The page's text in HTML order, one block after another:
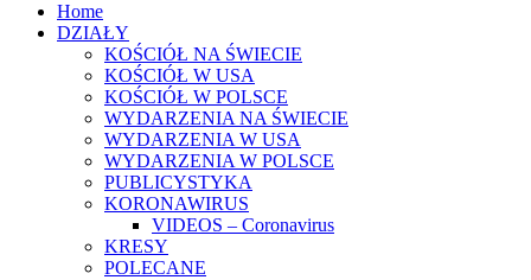
Home
DZIAŁY
KOŚCIÓŁ NA ŚWIECIE
KOŚCIÓŁ W USA
KOŚCIÓŁ W POLSCE
WYDARZENIA NA ŚWIECIE
WYDARZENIA W USA
WYDARZENIA W POLSCE
PUBLICYSTYKA
KORONAWIRUS
VIDEOS – Coronavirus
KRESY
POLECANE